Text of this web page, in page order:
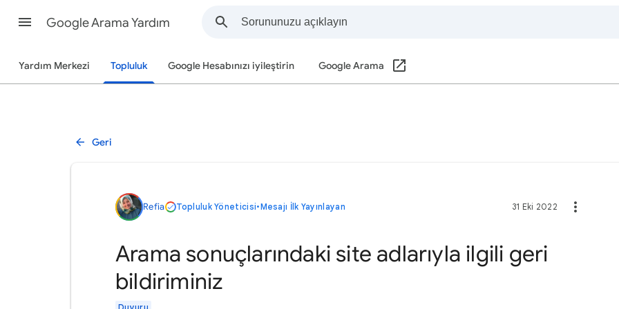
Google Arama Yardım
Yardım Merkezi Topluluk Google Hesabınızı iyileştirin Google Arama
Geri
Refia Topluluk Yöneticisi•Mesajı İlk Yayınlayan 31 Eki 2022
Arama sonuçlarındaki site adlarıyla ilgili geri
bildiriminiz